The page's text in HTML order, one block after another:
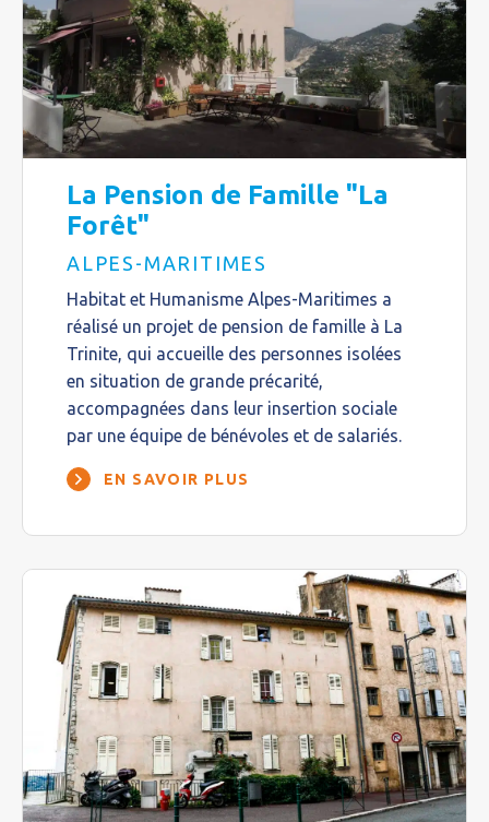
La Pension de Famille "La
Forêt"
ALPES-MARITIMES
Habitat et Humanisme Alpes-Maritimes a
réalisé un projet de pension de famille à La
Trinite, qui accueille des personnes isolées
en situation de grande précarité,
accompagnées dans leur insertion sociale
par une équipe de bénévoles et de salariés.
EN SAVOIR PLUS